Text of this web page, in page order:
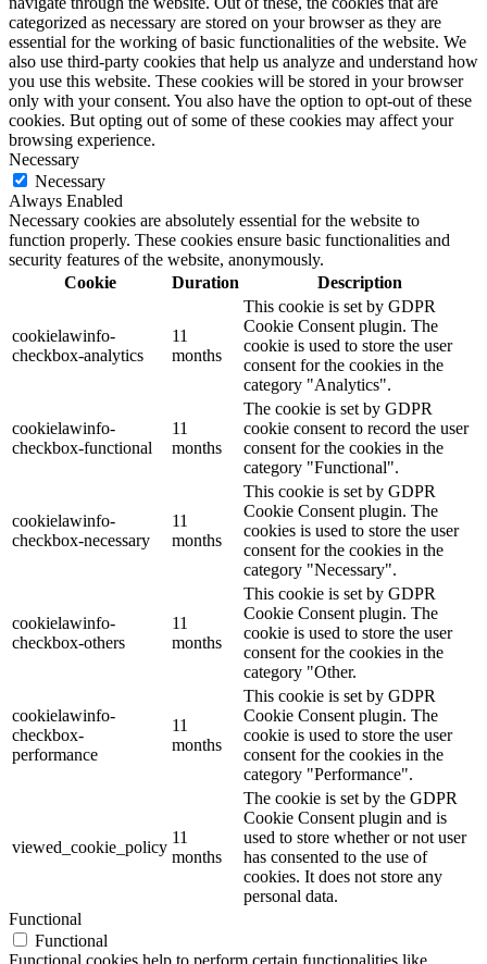
categorized as necessary are stored on your browser as they are
essential for the working of basic functionalities of the website. We
also use third-party cookies that help us analyze and understand how
you use this website. These cookies will be stored in your browser
only with your consent. You also have the option to opt-out of these
cookies. But opting out of some of these cookies may affect your
browsing experience.
Necessary
Necessary
Always Enabled
Necessary cookies are absolutely essential for the website to
function properly. These cookies ensure basic functionalities and
security features of the website, anonymously.
Cookie
Duration Description
cookielawinfo-
checkbox-analytics
11
months
This cookie is set by GDPR
Cookie Consent plugin. The
cookie is used to store the user
consent for the cookies in the
category "Analytics".
cookielawinfo-
checkbox-functional
11
months
The cookie is set by GDPR
cookie consent to record the user
consent for the cookies in the
category "Functional".
cookielawinfo-
checkbox-necessary
11
months
This cookie is set by GDPR
Cookie Consent plugin. The
cookies is used to store the user
consent for the cookies in the
category "Necessary".
cookielawinfo-
checkbox-others
11
months
This cookie is set by GDPR
Cookie Consent plugin. The
cookie is used to store the user
consent for the cookies in the
category "Other.
cookielawinfo-
checkbox-
performance
11
months
This cookie is set by GDPR
Cookie Consent plugin. The
cookie is used to store the user
consent for the cookies in the
category "Performance".
viewed_cookie_policy
11
months
The cookie is set by the GDPR
Cookie Consent plugin and is
used to store whether or not user
has consented to the use of
cookies. It does not store any
personal data.
Functional
Functional
Functional cookies help to perform certain functionalities like